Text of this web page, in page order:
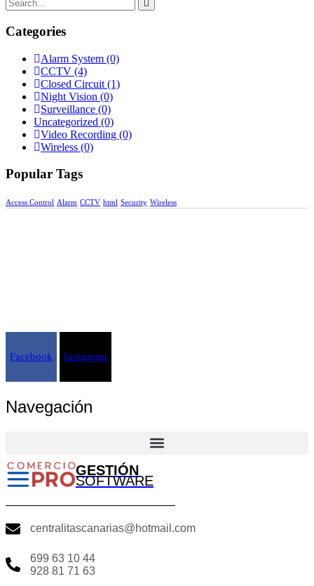
Categories
Alarm System (0)
CCTV (4)
Closed Circuit (1)
Night Vision (0)
Surveillance (0)
Uncategorized (0)
Video Recording (0)
Wireless (0)
Popular Tags
Access Control Alarm CCTV html Security Wireless
Facebook Instagram
Navegación
GESTIÓN
SOFTWARE
centralitascanarias@hotmail.com
699 63 10 44
928 81 71 63